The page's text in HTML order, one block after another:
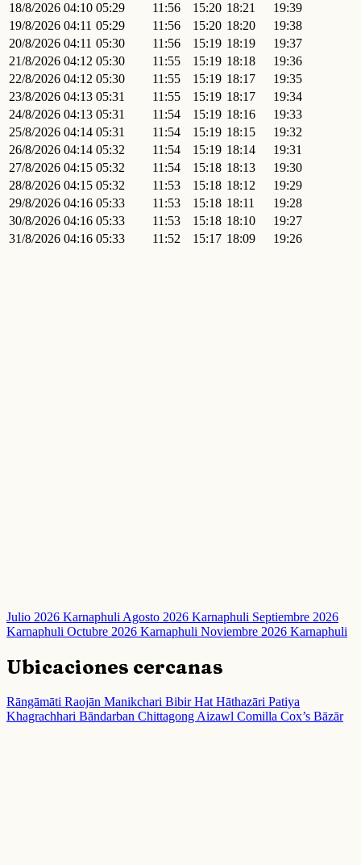
18/8/2026 04:10 05:29 11:56 15:20 18:21
19:39
19/8/2026 04:11 05:29 11:56 15:20 18:20
19:38
20/8/2026 04:11 05:30 11:56 15:19 18:19
19:37
21/8/2026 04:12 05:30 11:55 15:19 18:18
19:36
22/8/2026 04:12 05:30 11:55 15:19 18:17
19:35
23/8/2026 04:13 05:31 11:55 15:19 18:17
19:34
24/8/2026 04:13 05:31 11:54 15:19 18:16
19:33
25/8/2026 04:14 05:31 11:54 15:19 18:15
19:32
26/8/2026 04:14 05:32 11:54 15:19 18:14
19:31
27/8/2026 04:15 05:32 11:54 15:18 18:13
19:30
28/8/2026 04:15 05:32 11:53 15:18 18:12
19:29
29/8/2026 04:16 05:33 11:53 15:18 18:11
19:28
30/8/2026 04:16 05:33 11:53 15:18 18:10
19:27
31/8/2026 04:16 05:33 11:52 15:17 18:09 19:26
Julio 2026 KarnaphuliAgosto 2026 Karnaphuli Septiembre 2026
Karnaphuli Octubre 2026 Karnaphuli Noviembre 2026 Karnaphuli
Ubicaciones cercanas
Rāngāmāti Raojān Manikchari Bibir Hat Hāthazāri Patiya
Khagrachhari Bāndarban Chittagong Aizawl Comilla Cox’s Bāzār